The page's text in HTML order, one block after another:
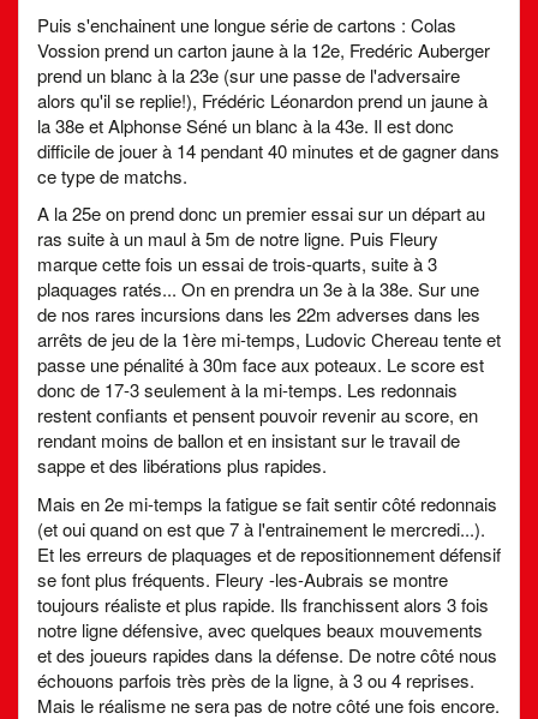
Puis s'enchainent une longue série de cartons : Colas
Vossion prend un carton jaune à la 12e, Fredéric Auberger
prend un blanc à la 23e (sur une passe de l'adversaire
alors qu'il se replie!), Frédéric Léonardon prend un jaune à
la 38e et Alphonse Séné un blanc à la 43e. Il est donc
difficile de jouer à 14 pendant 40 minutes et de gagner dans
ce type de matchs.
A la 25e on prend donc un premier essai sur un départ au
ras suite à un maul à 5m de notre ligne. Puis Fleury
marque cette fois un essai de trois-quarts, suite à 3
plaquages ratés... On en prendra un 3e à la 38e. Sur une
de nos rares incursions dans les 22m adverses dans les
arrêts de jeu de la 1ère mi-temps, Ludovic Chereau tente et
passe une pénalité à 30m face aux poteaux. Le score est
donc de 17-3 seulement à la mi-temps. Les redonnais
restent confiants et pensent pouvoir revenir au score, en
rendant moins de ballon et en insistant sur le travail de
sappe et des libérations plus rapides.
Mais en 2e mi-temps la fatigue se fait sentir côté redonnais
(et oui quand on est que 7 à l'entrainement le mercredi...).
Et les erreurs de plaquages et de repositionnement défensif
se font plus fréquents. Fleury -les-Aubrais se montre
toujours réaliste et plus rapide. Ils franchissent alors 3 fois
notre ligne défensive, avec quelques beaux mouvements
et des joueurs rapides dans la défense. De notre côté nous
échouons parfois très près de la ligne, à 3 ou 4 reprises.
Mais le réalisme ne sera pas de notre côté une fois encore.